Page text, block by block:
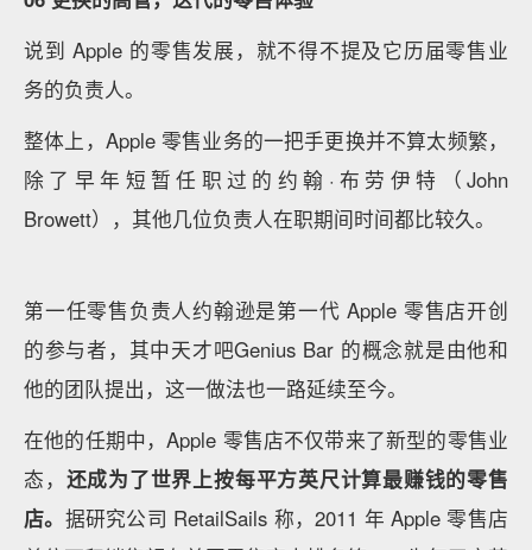
Apple 温州零售店Vintage E 最大的特点就是更多地运
用了通用设计（Universal Design）和可持续设计的两
大原则。 通用设计，即要求设计者为所有人服务和设
计，其中自然也包括有视障和听障人士。店内方便轮椅
使用者通过的通道、适配轮椅使用者的桌面和座椅高
分，则是通过对植物材料的使用，大幅减少了碳排放。
其中，店内的天花板采用了生物声学面板与遮阳档板，
最大程度减少对金属的使用；地板则使用生物聚合材料
制造，减少对化学树脂的需要。
不过虽然 Vintage E 反映了这两点设计原则，但实际